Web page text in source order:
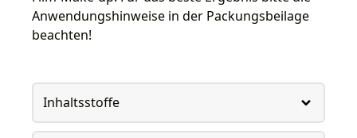
Anwendungshinweise in der Packungsbeilage
beachten!
Inhaltsstoffe